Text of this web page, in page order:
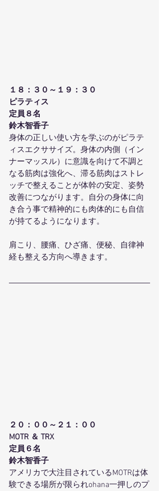
１８：３０～１９：３０
ピラティス
定員８名
鈴木智香子
身体の正しい使い方を学ぶのがピラテ
ィスエクササイズ。身体の内側（イン
ナーマッスル）に意識を向けて不調と
なる筋肉は強化へ、滞る筋肉はストレ
ッチで整えることが体幹の安定、姿勢
改善につながります。自分の身体に向
き合う事で精神的にも肉体的にも自信
が持てるようになります。
肩こり、腰痛、ひざ痛、便秘、自律神
経も整える方向へ導きます。
２０：００～２１：００
MOTR ＆ TRX
定員６名
鈴木智香子
アメリカで大注目されているMOTRは体
験できる場所が限られohana一押しのプ